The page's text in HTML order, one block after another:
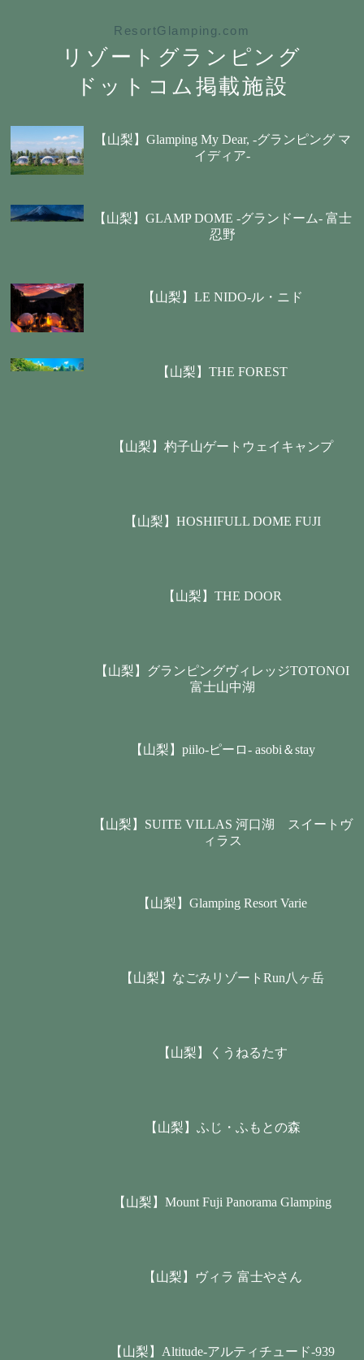
ResortGlamping.com
リゾートグランピング
ドットコム掲載施設
【山梨】Glamping My Dear, -グランピング マ
イディア-
【山梨】GLAMP DOME -グランドーム- 富士
忍野
【山梨】LE NIDO-ル・ニド
【山梨】THE FOREST
【山梨】杓子山ゲートウェイキャンプ
【山梨】HOSHIFULL DOME FUJI
【山梨】THE DOOR
【山梨】グランピングヴィレッジTOTONOI
富士山中湖
【山梨】piilo-ピーロ- asobi＆stay
【山梨】SUITE VILLAS 河口湖 スイートヴ
ィラス
【山梨】Glamping Resort Varie
【山梨】なごみリゾートRun八ヶ岳
【山梨】くうねるたす
【山梨】ふじ・ふもとの森
【山梨】Mount Fuji Panorama Glamping
【山梨】ヴィラ 富士やさん
【山梨】Altitude-アルティチュード-939